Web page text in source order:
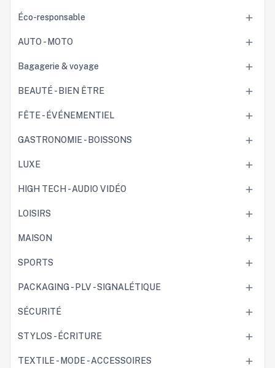
Éco-responsable 
AUTO - MOTO 
Bagagerie & voyage 
BEAUTÉ - BIEN ÊTRE 
FÊTE - ÉVÉNEMENTIEL 
GASTRONOMIE - BOISSONS 
LUXE 
HIGH TECH - AUDIO VIDÉO 
LOISIRS 
MAISON 
SPORTS 
PACKAGING - PLV - SIGNALÉTIQUE 
SÉCURITÉ 
STYLOS - ÉCRITURE 
TEXTILE - MODE - ACCESSOIRES 